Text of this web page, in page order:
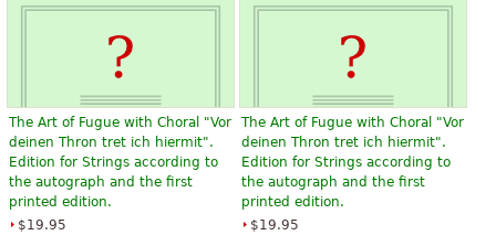
The Art of Fugue with Choral "Vor
deinen Thron tret ich hiermit".
Edition for Strings according to
the autograph and the first
printed edition.
$19.95
The Art of Fugue with Choral "Vor
deinen Thron tret ich hiermit".
Edition for Strings according to
the autograph and the first
printed edition.
$19.95